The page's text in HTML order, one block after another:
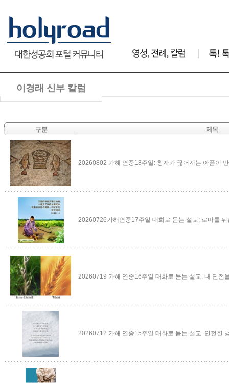
이경래 신부 칼럼
구분 제목
20260802 가해 연중18주일: 창자가 끊어지는 아픔이
20260726가해연중17주일 대화로 듣는 설교: 로마를 뒤
20260719 가해 연중16주일 대화로 듣는 설교: 내 단점
20260712 가해 연중15주일 대화로 듣는 설교: 안전한